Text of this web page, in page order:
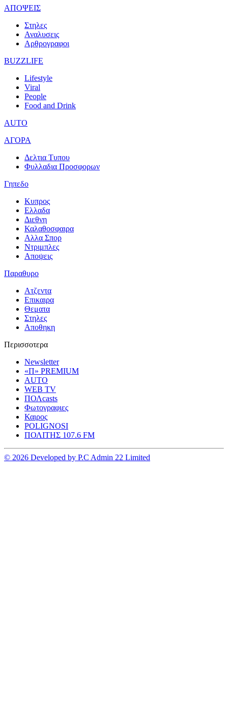
ΑΠΟΨΕΙΣ
Στηλες
Αναλυσεις
Αρθρογραφοι
BUZZLIFE
Lifestyle
Viral
People
Food and Drink
AUTO
ΑΓΟΡΑ
Δελτια Τυπου
Φυλλαδια Προσφορων
Γηπεδο
Κυπρος
Ελλαδα
Διεθνη
Καλαθοσφαιρα
Αλλα Σπορ
Ντριμπλες
Αποψεις
Παραθυρο
Ατζεντα
Επικαιρα
Θεματα
Στηλες
Αποθηκη
Περισσοτερα
Newsletter
«Π» PREMIUM
AUTO
WEB TV
ΠΟΛcasts
Φωτογραφιες
Καιρος
POLIGNOSI
ΠΟΛΙΤΗΣ 107.6 FM
© 2026 Developed by P.C Admin 22 Limited